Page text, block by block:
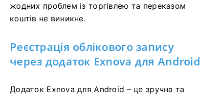
жодних проблем із торгівлею та переказом
коштів не виникне.
Реєстрація облікового запису
через додаток Exnova для Android
Додаток Exnova для Android – це зручна та